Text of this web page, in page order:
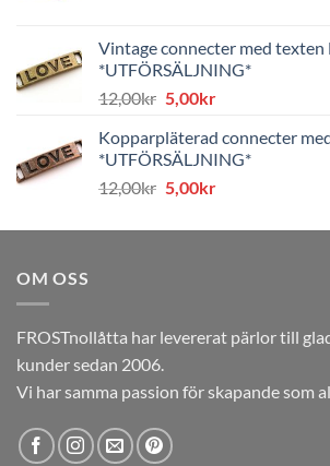
var:
8,00kr.
är:
4,00kr.
Vintage connecter med texten
*UTFÖRSÄLJNING*
12,00kr Det
priset
var:
12,00kr.
5,00krDet
priset
är:
5,00kr.
Kopparpläterad connecter
*UTFÖRSÄLJNING*
12,00kr Det
priset
5,00krDet
priset
OM OSS
FROSTnollåtta har levererat pärlor till
kunder sedan 2006.
Vi har samma passion för skapande som